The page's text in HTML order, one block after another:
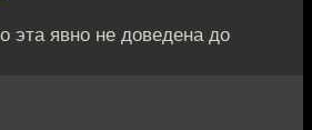
эта явно не доведена до